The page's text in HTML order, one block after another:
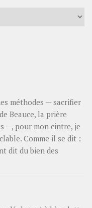
méthodes — sacrifier
Beauce, la prière
—, pour mon cintre, je
Comme il se dit :
dit du bien des